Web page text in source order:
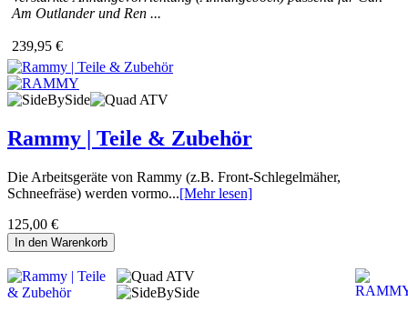
Am Outlander und Ren ...
239,95 €
Rammy | Teile & Zubehör
Die Arbeitsgeräte von Rammy (z.B. Front-Schlegelmäher,
Schneefräse) werden vormo...[Mehr lesen]
125,00 €
In den Warenkorb